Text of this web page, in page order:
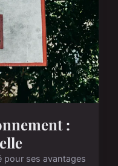
:
pour ses avantages